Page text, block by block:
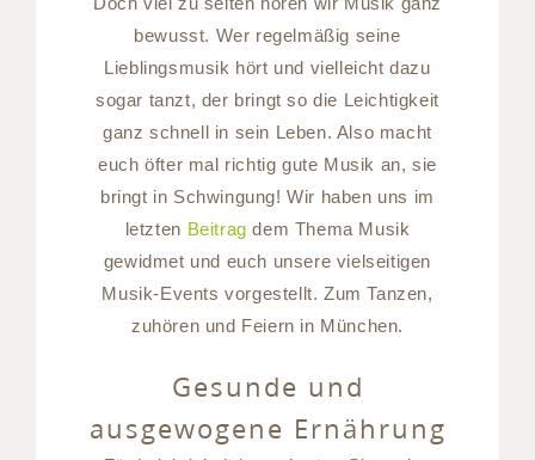
bewusst. Wer regelmäßig seine
Lieblingsmusik hört und vielleicht dazu
sogar tanzt, der bringt so die Leichtigkeit
ganz schnell in sein Leben. Also macht
euch öfter mal richtig gute Musik an, sie
bringt in Schwingung! Wir haben uns im
letzten Beitrag dem Thema Musik
gewidmet und euch unsere vielseitigen
Musik-Events vorgestellt. Zum Tanzen,
zuhören und Feiern in München.
Gesunde und
ausgewogene Ernährung